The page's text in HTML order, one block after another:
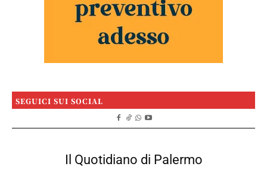
SEGUICI SUI SOCIAL
Il Quotidiano di Palermo